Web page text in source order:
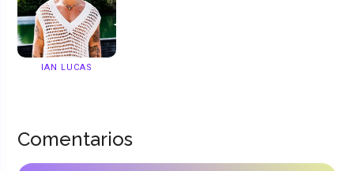
IAN LUCAS
Comentarios